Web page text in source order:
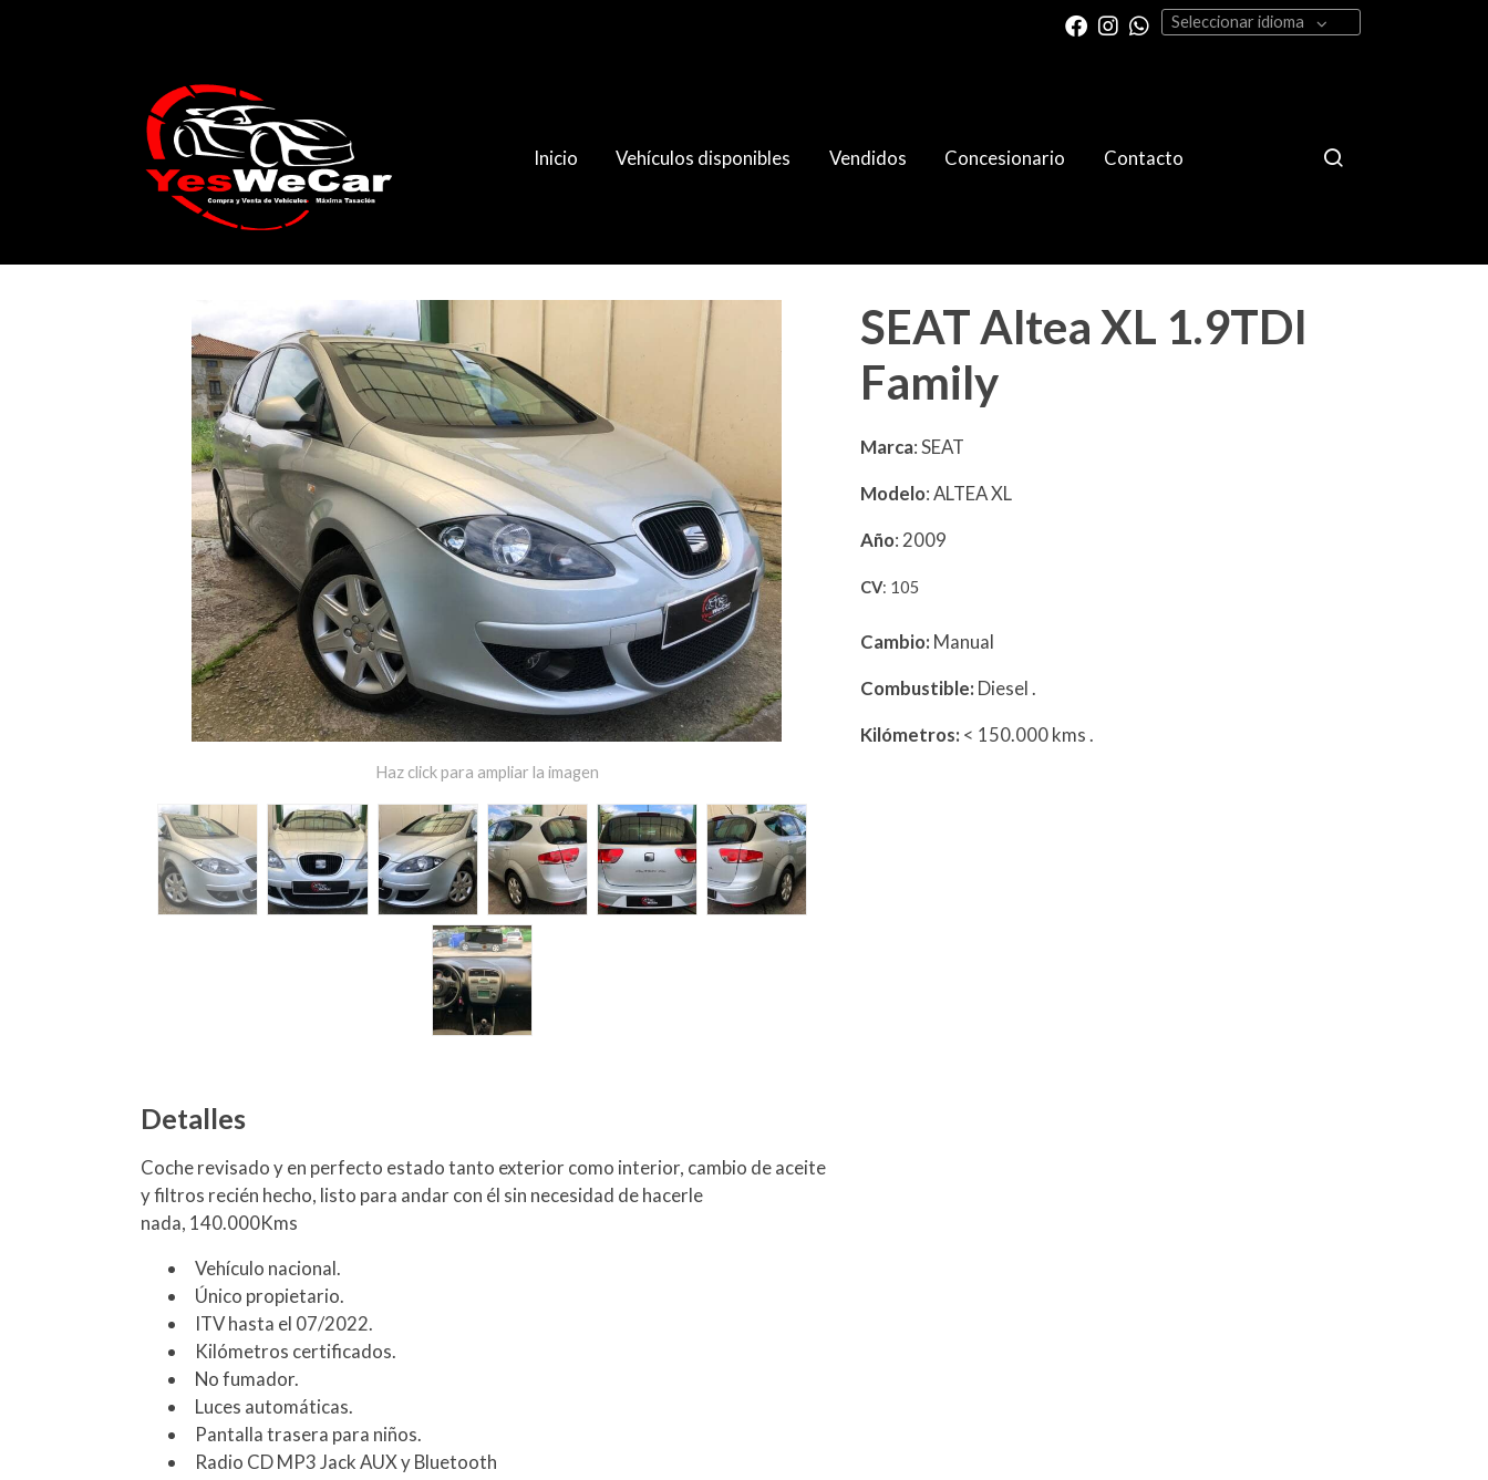
Seleccionar idioma
Inicio Vehículos disponibles Vendidos Concesionario Contacto
Catálogo SEAT Altea XL 1.9TDI Family
Haz click para ampliar la imagen
Detalles
Coche revisado y en perfecto estado tanto exterior como interior, cambio de aceite
y filtros recién hecho, listo para andar con él sin necesidad de hacerle
nada, 140.000Kms
Vehículo nacional.
Único propietario.
ITV hasta el 07/2022.
Kilómetros certificados.
No fumador.
Luces automáticas.
Pantalla trasera para niños.
Radio CD MP3 Jack AUX y Bluetooth
SEAT Altea XL 1.9TDI
Family
Marca: SEAT
Modelo: ALTEA XL
Año: 2009
CV: 105
Cambio: Manual
Combustible: Diesel.
Kilómetros: < 150.000 kms.